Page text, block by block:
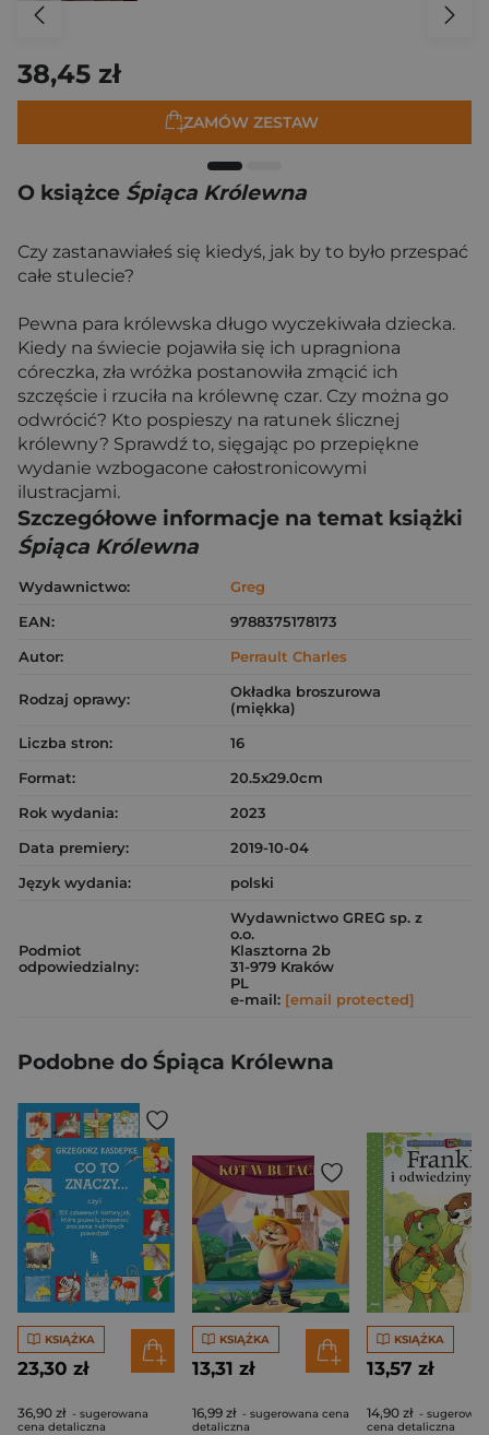
38,45 zł
ZAMÓW ZESTAW
O książce Śpiąca Królewna
Czy zastanawiałeś się kiedyś, jak by to było przespać
całe stulecie?
Pewna para królewska długo wyczekiwała dziecka.
Kiedy na świecie pojawiła się ich upragniona
córeczka, zła wróżka postanowiła zmącić ich
szczęście i rzuciła na królewnę czar. Czy można go
odwrócić? Kto pospieszy na ratunek ślicznej
królewny? Sprawdź to, sięgając po przepiękne
wydanie wzbogacone całostronicowymi
ilustracjami.
Szczegółowe informacje na temat książki
Śpiąca Królewna
Wydawnictwo:
Greg
EAN:
9788375178173
Autor:
Perrault Charles
Rodzaj oprawy:
Okładka broszurowa
(miękka)
Liczba stron:
16
Format:
20.5x29.0cm
Rok wydania:
2023
Data premiery:
2019-10-04
Język wydania:
polski
Podmiot
odpowiedzialny:
Wydawnictwo GREG sp. z
o.o.
Klasztorna 2b
31-979 Kraków
PL
e-mail: [email protected]
Podobne do Śpiąca Królewna
KSIĄŻKA
23,30 zł
36,90 zł - sugerowana
cena detaliczna
KSIĄŻKA
13,31 zł
16,99 zł - sugerowana cena
detaliczna
KSIĄŻKA
13,57 zł
14,90 zł -
cena detaliczna